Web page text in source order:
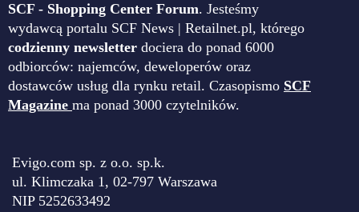
SCF - Shopping Center Forum. Jesteśmy
wydawcą portalu SCF News | Retailnet.pl, którego
codzienny newsletter dociera do ponad 6000
odbiorców: najemców, deweloperów oraz
dostawców usług dla rynku retail. Czasopismo SCF
Magazine ma ponad 3000 czytelników.
Evigo.com sp. z o.o. sp.k.
ul. Klimczaka 1, 02-797 Warszawa
NIP 5252633492